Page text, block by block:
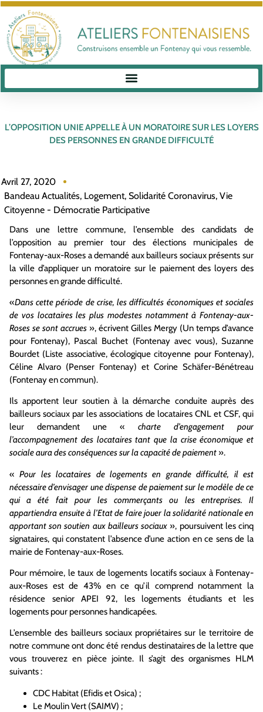
L’OPPOSITION UNIE APPELLE À UN MORATOIRE SUR LES LOYERS
DES PERSONNES EN GRANDE DIFFICULTÉ
Avril 27, 2020
Bandeau Actualités, Logement, Solidarité Coronavirus, Vie
Citoyenne - Démocratie Participative
Dans une lettre commune, l’ensemble des candidats de
l’opposition au premier tour des élections municipales de
Fontenay-aux-Roses a demandé aux bailleurs sociaux présents sur
la ville d’appliquer un moratoire sur le paiement des loyers des
personnes en grande difficulté.
«Dans cette période de crise, les difficultés économiques et sociales
de vos locataires les plus modestes notamment à Fontenay-aux-
Roses se sont accrues », écrivent Gilles Mergy (Un temps d’avance
pour Fontenay), Pascal Buchet (Fontenay avec vous), Suzanne
Bourdet (Liste associative, écologique citoyenne pour Fontenay),
Céline Alvaro (Penser Fontenay) et Corine Schäfer-Bénétreau
(Fontenay en commun).
Ils apportent leur soutien à la démarche conduite auprès des
bailleurs sociaux par les associations de locataires CNL et CSF, qui
leur demandent une « charte d’engagement pour
l’accompagnement des locataires tant que la crise économique et
sociale aura des conséquences sur la capacité de paiement».
«Pour les locataires de logements en grande difficulté, il est
nécessaire d’envisager une dispense de paiement sur le modèle de ce
qui a été fait pour les commerçants ou les entreprises. Il
appartiendra ensuite à l’Etat de faire jouer la solidarité nationale en
apportant son soutien aux bailleurs sociaux », poursuivent les cinq
signataires, qui constatent l’absence d’une action en ce sens de la
mairie de Fontenay-aux-Roses.
Pour mémoire, le taux de logements locatifs sociaux à Fontenay-
aux-Roses est de 43% en ce qu’il comprend notamment la
résidence senior APEI 92, les logements étudiants et les
logements pour personnes handicapées.
L’ensemble des bailleurs sociaux propriétaires sur le territoire de
notre commune ont donc été rendus destinataires de la lettre que
vous trouverez en pièce jointe. Il s’agit des organismes HLM
suivants :
CDC Habitat (Efidis et Osica) ;
Le Moulin Vert (SAIMV) ;